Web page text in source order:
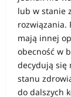
lub w stanie
rozwiązania.
mają innej
obecność w
decydują się
stanu
do dalszych